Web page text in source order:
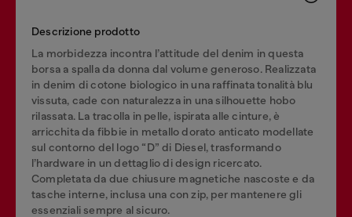
Descrizione prodotto
La morbidezza incontra l’attitude del denim in questa
borsa a spalla da donna dal volume generoso. Realizzata
in denim di cotone biologico in una raffinata tonalità blu
vissuta, cade con naturalezza in una silhouette hobo
rilassata. La tracolla in pelle, ispirata alle cinture, è
arricchita da fibbie in metallo dorato anticato modellate
sul contorno del logo “D” di Diesel, trasformando
l’hardware in un dettaglio di design ricercato.
Completata da due chiusure magnetiche nascoste e da
tasche interne, inclusa una con zip, per mantenere gli
essenziali sempre al sicuro.